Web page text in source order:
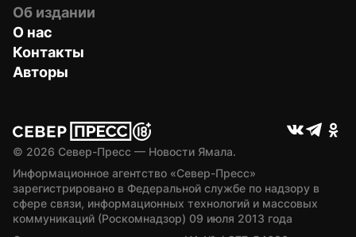
Об издании
О нас
Контакты
Авторы
© 2026 Север-Пресс — Новости Ямала.
Информационное агентство «Север-Пресс»
зарегистрировано в Федеральной службе по надзору в
сфере связи, информационных технологий и массовых
коммуникаций (Роскомнадзор) 09 июля 2013 года